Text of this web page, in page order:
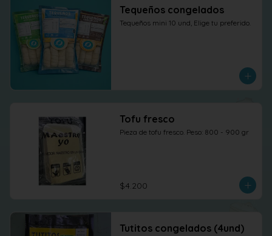
Tequeños congelados
Tequeños mini 10 und, Elige tu preferido.
Tofu fresco
Pieza de tofu fresco. Peso: 800 - 900 gr
$4.200
Tutitos congelados (4und)